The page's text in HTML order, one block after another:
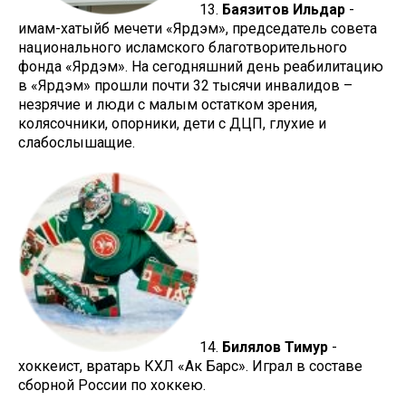
13. Баязитов Ильдар -
имам-хатыйб мечети «Ярдэм», председатель совета
национального исламского благотворительного
фонда «Ярдэм». На сегодняшний день реабилитацию
в «Ярдэм» прошли почти 32 тысячи инвалидов –
незрячие и люди с малым остатком зрения,
колясочники, опорники, дети с ДЦП, глухие и
слабослышащие.
14. Билялов Тимур -
хоккеист, вратарь КХЛ «Ак Барс». Играл в составе
сборной России по хоккею.